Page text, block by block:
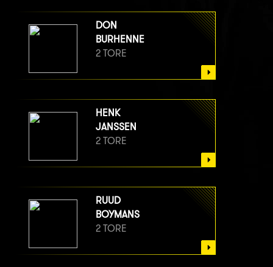
DON
BURHENNE
2 TORE
HENK
JANSSEN
2 TORE
RUUD
BOYMANS
2 TORE